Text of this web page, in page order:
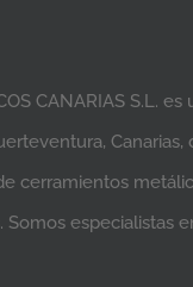
CANARIAS S.L.
Canarias,
cerramientos
Somos especialistas